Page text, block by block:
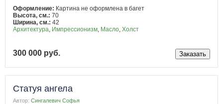
Оформление: Картина не оформлена в багет
Высота, см.: 70
Ширина, см.: 42
Архитектура, Импрессионизм, Масло, Холст
300 000 руб.
Статуя ангела
Автор: Сингалевич Софья